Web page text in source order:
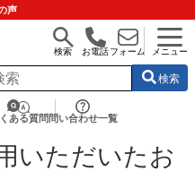
声
検索 お電話フォーム メニュー
検索
ある質問 問い合わせ一覧
いただいたお